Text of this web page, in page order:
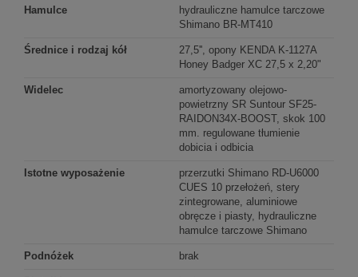
Hamulce
hydrauliczne hamulce tarczowe
Shimano BR-MT410
Średnice i rodzaj kół
27,5'', opony KENDA K-1127A
Honey Badger XC 27,5 x 2,20"
Widelec
amortyzowany olejowo-
powietrzny SR Suntour SF25-
RAIDON34X-BOOST, skok 100
mm. regulowane tłumienie
dobicia i odbicia
Istotne wyposażenie
przerzutki Shimano RD-U6000
CUES 10 przełożeń, stery
zintegrowane, aluminiowe
obręcze i piasty, hydrauliczne
hamulce tarczowe Shimano
Podnóżek brak